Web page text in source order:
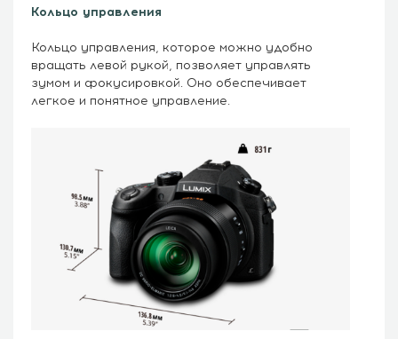
Кольцо управления
Кольцо управления, которое можно удобно
вращать левой рукой, позволяет управлять
зумом и фокусировкой. Оно обеспечивает
легкое и понятное управление.